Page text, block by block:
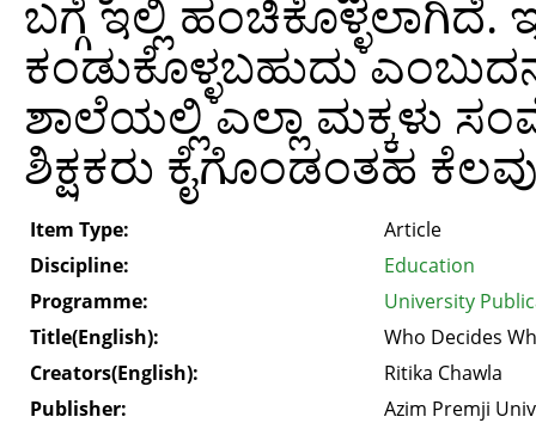
ಬಗ್ಗೆ ಇಲ್ಲಿ
ಕಂಡುಕೊಳ್ಳಬಹುದು
ಶಾಲೆಯಲ್ಲಿ ಎಲ್ಲಾ ಮಕ್ಕಳು
ಶಿಕ್ಷಕರು ಕೈಗೊಂಡಂತಹ
Item Type:
Article
Discipline:
Education
Programme:
University
Title(English):
Who Decides
Creators(English):
Ritika Chawla
Publisher:
Azim Premji